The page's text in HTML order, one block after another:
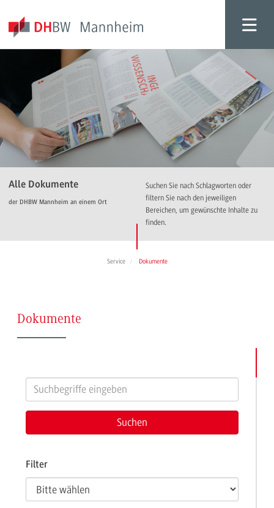
Alle Dokumente
der DHBW Mannheim an einem Ort
Suchen Sie nach Schlagworten oder
filtern Sie nach den jeweiligen
Bereichen, um gewünschte Inhalte zu
finden.
Service Dokumente
Dokumente
Filter